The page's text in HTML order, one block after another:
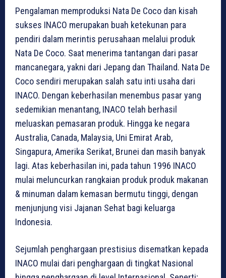
Pengalaman memproduksi Nata De Coco dan kisah
sukses INACO merupakan buah ketekunan para
pendiri dalam merintis perusahaan melalui produk
Nata De Coco. Saat menerima tantangan dari pasar
mancanegara, yakni dari Jepang dan Thailand. Nata De
Coco sendiri merupakan salah satu inti usaha dari
INACO. Dengan keberhasilan menembus pasar yang
sedemikian menantang, INACO telah berhasil
meluaskan pemasaran produk. Hingga ke negara
Australia, Canada, Malaysia, Uni Emirat Arab,
Singapura, Amerika Serikat, Brunei dan masih banyak
lagi. Atas keberhasilan ini, pada tahun 1996 INACO
mulai meluncurkan rangkaian produk produk makanan
& minuman dalam kemasan bermutu tinggi, dengan
menjunjung visi Jajanan Sehat bagi keluarga
Indonesia.
Sejumlah penghargaan prestisius disematkan kepada
INACO mulai dari penghargaan di tingkat Nasional